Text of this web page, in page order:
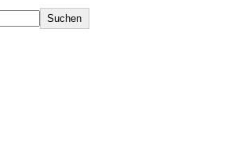
Suchen